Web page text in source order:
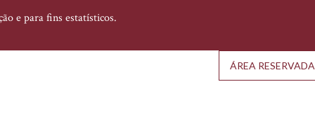
e para fins estatísticos.
ÁREA RESERVADA